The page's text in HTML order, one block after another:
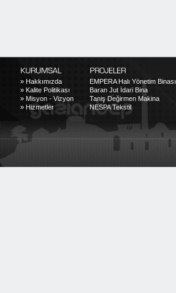
» Hakkımızda
» Kalite Politikası
» Misyon - Vizyon
» Hizmetler
EMPERA Halı Yönetim Binası
Baran Jut İdari Bina
Taniş Değirmen Makina
NESPA Tekstil